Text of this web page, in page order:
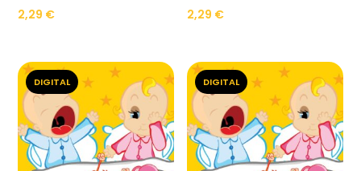
2,29 € 2,29 €
DIGITAL DIGITAL